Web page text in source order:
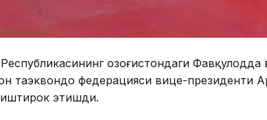
Қозоғистондаги
таэквондо федерацияси вице-президенти
этишди.